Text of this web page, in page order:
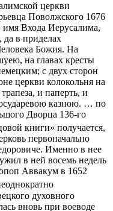
церкви
Поволжского 1676
имя Входа Иерусалима,
да в приделах
Божия. На
на главах кресты
с двух сторон
церкви колокольня на
и паперть, и
казною. … по
Дворца 136-го
книги» получается,
первоначально
Именно в нее
в ней восемь недель
Аввакум в 1652
духовного
вновь при воеводе